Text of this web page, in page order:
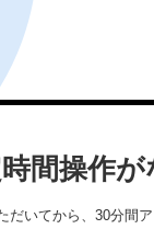
間操作
だいてから、30分間